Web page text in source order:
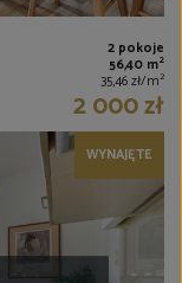
2 pokoje
56,40 m2
35,46 zł/m2
2 000 zł
WYNAJĘTE